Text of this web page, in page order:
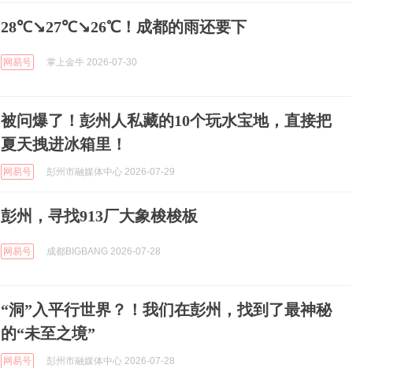
28℃↘27℃↘26℃！成都的雨还要下
网易号 掌上金牛 2026-07-30
被问爆了！彭州人私藏的10个玩水宝地，直接把
夏天拽进冰箱里！
网易号 彭州市融媒体中心 2026-07-29
彭州，寻找913厂大象梭梭板
网易号 成都BIGBANG 2026-07-28
“洞”入平行世界？！我们在彭州，找到了最神秘
的“未至之境”
网易号 彭州市融媒体中心 2026-07-28